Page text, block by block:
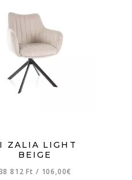
ZALIA LIGHT
BEIGE
812 Ft / 106,00€